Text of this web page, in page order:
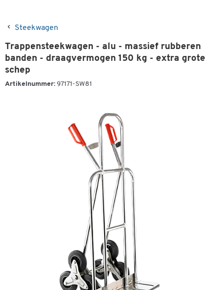
Steekwagen
Trappensteekwagen - alu - massief rubberen
banden - draagvermogen 150 kg - extra grote
schep
Artikelnummer: 97171-SW81